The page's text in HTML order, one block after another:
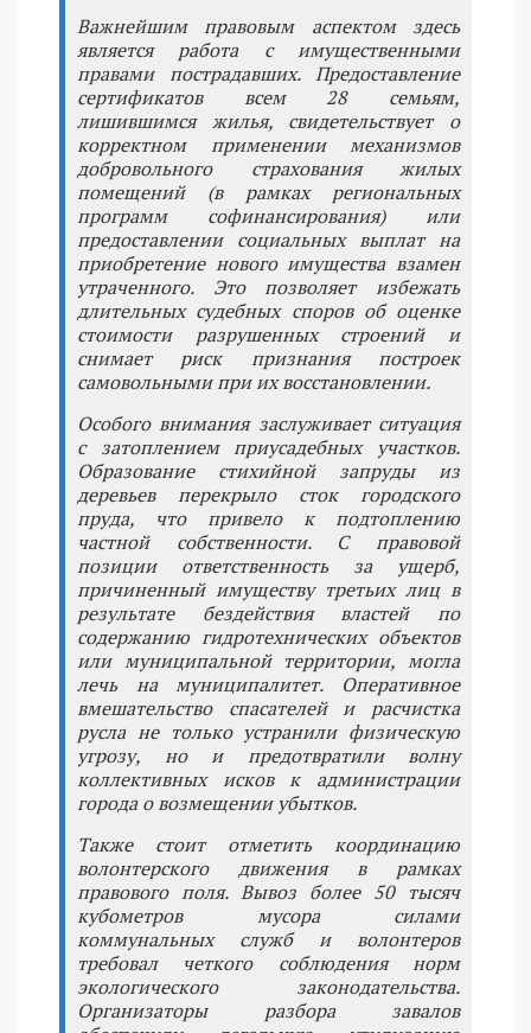
Важнейшим правовым аспектом здесь
является работа с имущественными
правами пострадавших. Предоставление
сертификатов всем 28 семьям,
лишившимся жилья, свидетельствует о
корректном применении механизмов
добровольного страхования жилых
помещений (в рамках региональных
программ софинансирования) или
предоставлении социальных выплат на
приобретение нового имущества взамен
утраченного. Это позволяет избежать
длительных судебных споров об оценке
стоимости разрушенных строений и
снимает риск признания построек
самовольными при их восстановлении.
Особого внимания заслуживает ситуация
с затоплением приусадебных участков.
Образование стихийной запруды из
деревьев перекрыло сток городского
пруда, что привело к подтоплению
частной собственности. С правовой
позиции ответственность за ущерб,
причиненный имуществу третьих лиц в
результате бездействия властей по
содержанию гидротехнических объектов
или муниципальной территории, могла
лечь на муниципалитет. Оперативное
вмешательство спасателей и расчистка
русла не только устранили физическую
угрозу, но и предотвратили волну
коллективных исков к администрации
города о возмещении убытков.
Также стоит отметить координацию
волонтерского движения в рамках
правового поля. Вывоз более 50 тысяч
кубометров мусора силами
коммунальных служб и волонтеров
требовал четкого соблюдения норм
экологического законодательства.
Организаторы разбора завалов